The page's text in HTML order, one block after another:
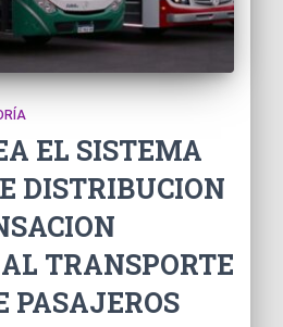
EL SISTEMA
DISTRIBUCION
TRANSPORTE
PASAJEROS